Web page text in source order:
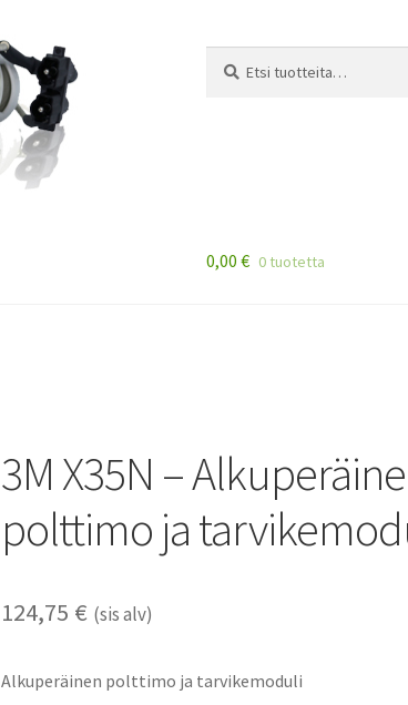
0,00 € 0 tuotetta
3M X35N –
polttimo ja
124,75 € (sis alv)
Alkuperäinen polttimo ja tarvikemoduli